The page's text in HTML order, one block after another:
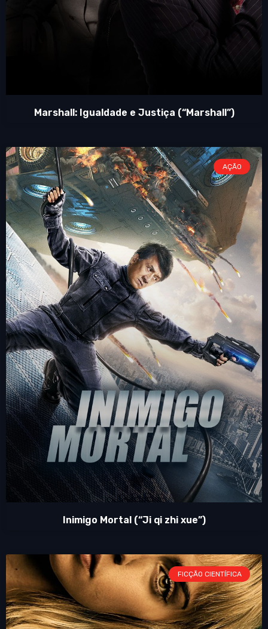
Marshall: Igualdade e Justiça (“Marshall”)
AÇÃO
Inimigo Mortal (“Ji qi zhi xue”)
FICÇÃO CIENTÍFICA